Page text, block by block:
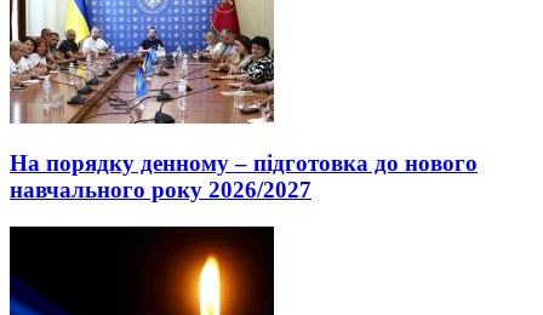
На порядку денному – підготовка до нового
навчального року 2026/2027